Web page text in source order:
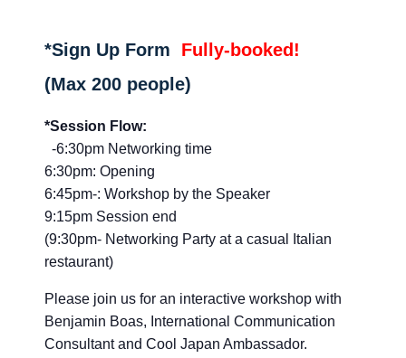
*Sign Up Form Fully-booked!
(Max 200 people)
*Session Flow:
-6:30pm Networking time
6:30pm: Opening
6:45pm-: Workshop by the Speaker
9:15pm Session end
(9:30pm- Networking Party at a casual Italian
restaurant)
Please join us for an interactive workshop with
Benjamin Boas, International Communication
Consultant and Cool Japan Ambassador.